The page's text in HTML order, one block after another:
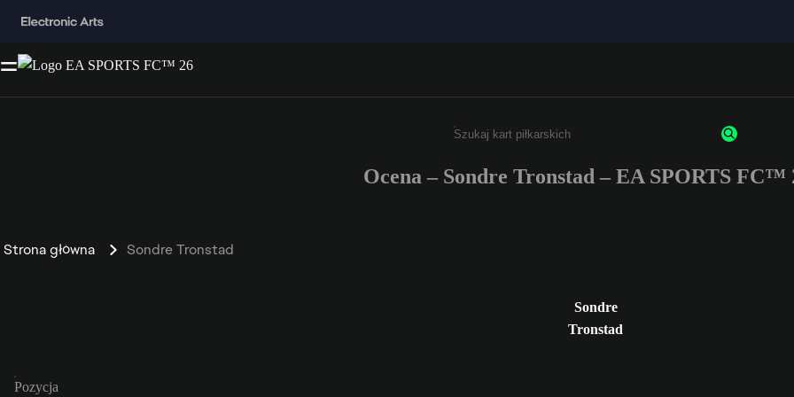
Wpisz co najmniej 3 znaki lub cyfry.
Ocena – Sondre Tronstad – EA SPORTS FC™
Strona główna Sondre Tronstad
Sondre
Tronstad
Pozycja